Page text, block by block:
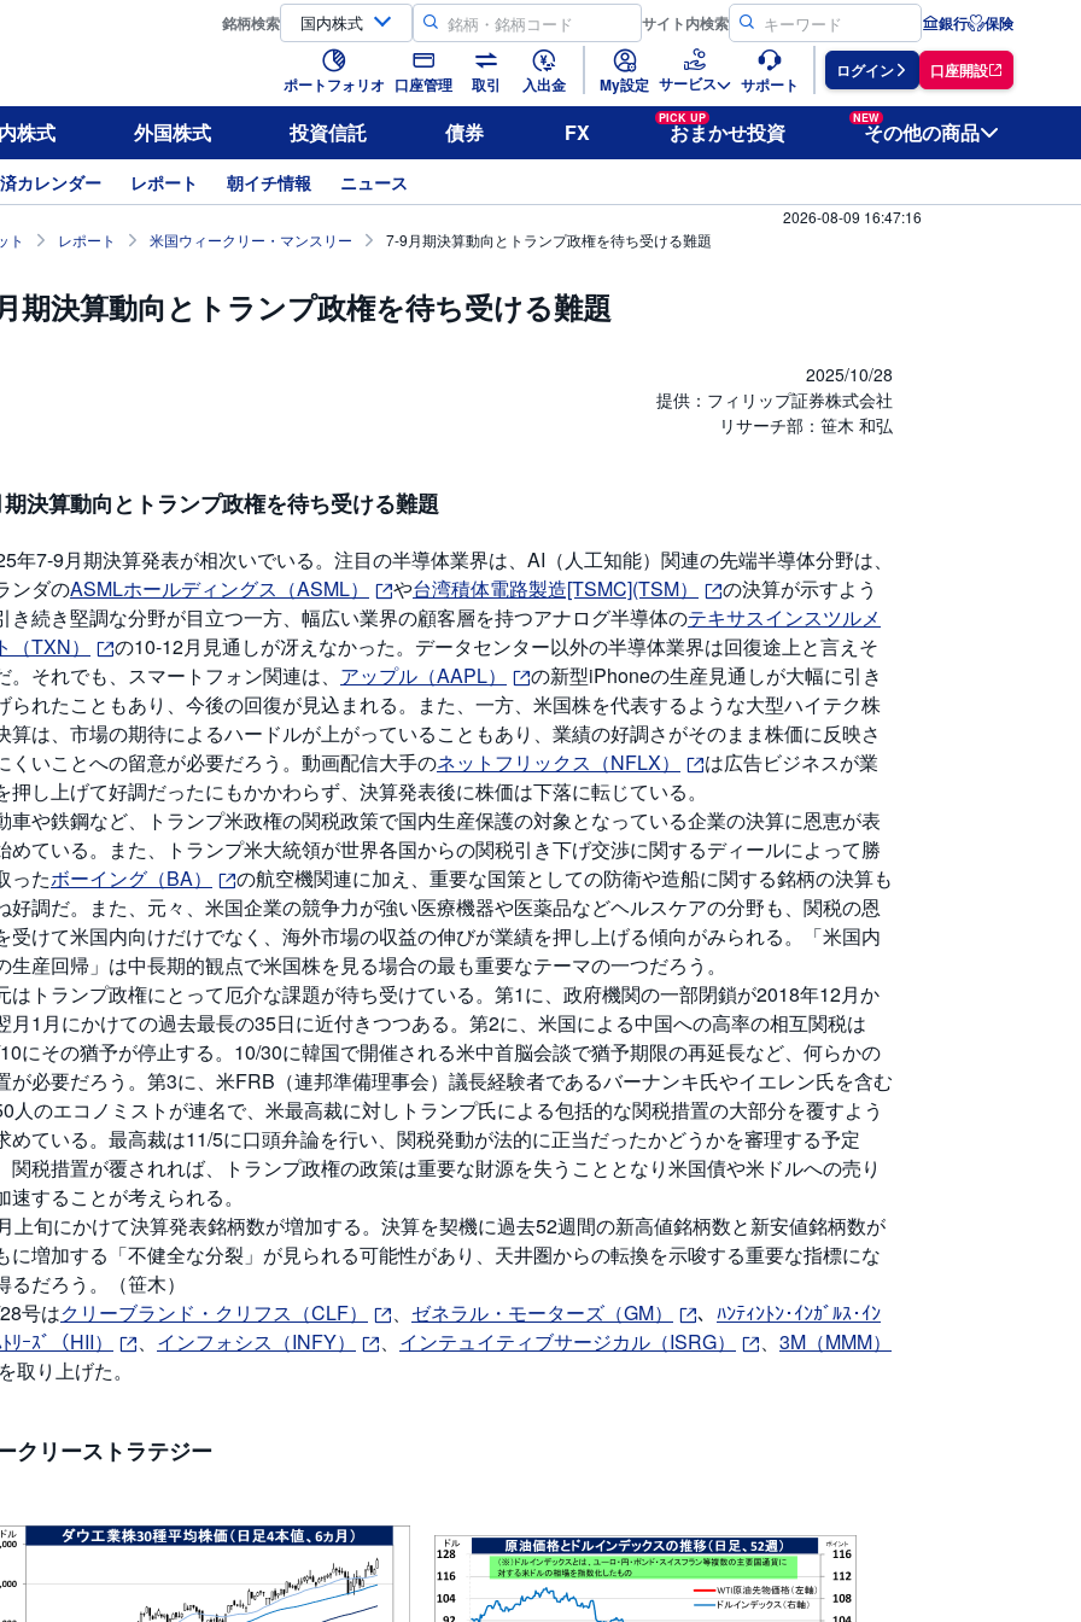
銘柄検索 サイト内検索 銀行 保険
ポートフォリオ 口座管理 取引 入出金 My設定 サービス サポート
ログイン 口座開設
株式 外国株式 投資信託 債券 FX
PICK UP
おまかせ投資
NEW
その他の商品
カレンダー レポート 朝イチ情報 ニュース
2026-08-09 16:47:16
ト
レポート 米国ウィークリー・マンスリー 7-9月期決算動向とトランプ政権を待ち受ける難題
期決算動向とトランプ政権を待ち受ける難題
2025/10/28
提供：フィリップ証券株式会社
リサーチ部：笹木 和弘
決算動向とトランプ政権を待ち受ける難題
年7-9月期決算発表が相次いでいる。注目の半導体業界は、AI（人工知能）関連の先端半導体分野は、
ンダのASMLホールディングス（ASML） や台湾積体電路製造[TSMC](TSM）
の決算が示すよう
き続き堅調な分野が目立つ一方、幅広い業界の顧客層を持つアナログ半導体のテキサスインスツルメ
（TXN）
の10-12月見通しが冴えなかった。データセンター以外の半導体業界は回復途上と言えそ
。それでも、スマートフォン関連は、 アップル（AAPL）
の新型iPhoneの生産見通しが大幅に引き
られたこともあり、今後の回復が見込まれる。また、一方、米国株を代表するような大型ハイテク株
算は、市場の期待によるハードルが上がっていることもあり、業績の好調さがそのまま株価に反映さ
くいことへの留意が必要だろう。動画配信大手のネットフリックス（NFLX）
は広告ビジネスが業
押し上げて好調だったにもかかわらず、決算発表後に株価は下落に転じている。
車や鉄鋼など、トランプ米政権の関税政策で国内生産保護の対象となっている企業の決算に恩恵が表
めている。また、トランプ米大統領が世界各国からの関税引き下げ交渉に関するディールによって勝
ったボーイング（BA）
の航空機関連に加え、重要な国策としての防衛や造船に関する銘柄の決算も
好調だ。また、元々、米国企業の競争力が強い医療機器や医薬品などヘルスケアの分野も、関税の恩
受けて米国内向けだけでなく、海外市場の収益の伸びが業績を押し上げる傾向がみられる。「米国内
生産回帰」は中長期的観点で米国株を見る場合の最も重要なテーマの一つだろう。
はトランプ政権にとって厄介な課題が待ち受けている。第1に、政府機関の一部閉鎖が2018年12月か
月1月にかけての過去最長の35日に近付きつつある。第2に、米国による中国への高率の相互関税は
にその猶予が停止する。10/30に韓国で開催される米中首脳会談で猶予期限の再延長など、何らかの
が必要だろう。第3に、米FRB（連邦準備理事会）議長経験者であるバーナンキ氏やイエレン氏を含む
人のエコノミストが連名で、米最高裁に対しトランプ氏による包括的な関税措置の大部分を覆すよう
めている。最高裁は11/5に口頭弁論を行い、関税発動が法的に正当だったかどうかを審理する予定
関税措置が覆されれば、トランプ政権の政策は重要な財源を失うこととなり米国債や米ドルへの売り
速することが考えられる。
上旬にかけて決算発表銘柄数が増加する。決算を契機に過去52週間の新高値銘柄数と新安値銘柄数が
に増加する「不健全な分裂」が見られる可能性があり、天井圏からの転換を示唆する重要な指標にな
るだろう。（笹木）
号はクリーブランド・クリフス（CLF） 、 ゼネラル・モーターズ（GM） 、 ﾊﾝﾃｨﾝﾄﾝ･ｲﾝｶﾞﾙｽ･ｲﾝ
ﾘｰｽﾞ（HII）
、 インフォシス（INFY） 、 インテュイティブサージカル（ISRG） 、 3M（MMM）
取り上げた。
クリーストラテジー